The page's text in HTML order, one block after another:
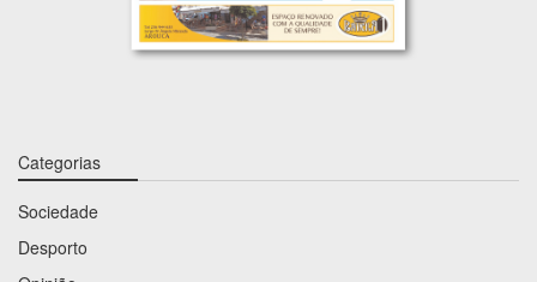
Categorias
Sociedade
Desporto